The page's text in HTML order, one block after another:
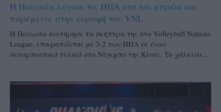
Η Πολωνία λύγισε τις ΗΠΑ στο τάι μπρέικ και
παρέμεινε στην κορυφή του VNL
Η Πολωνία διατήρησε τα σκήπτρα της στο Volleyball Nations
League, επικρατώντας με 3-2 των ΗΠΑ σε έναν
συναρπαστικό τελικό στο Νίγκμπο της Κίνας. Το χάλκινο...